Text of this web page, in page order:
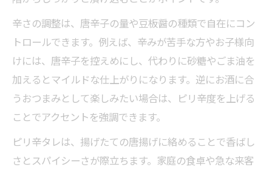
辛さの調整は、唐辛子の量や豆板醤の種類で自在にコン
トロールできます。例えば、辛みが苦手な方やお子様向
けには、唐辛子を控えめにし、代わりに砂糖やごま油を
加えるとマイルドな仕上がりになります。逆にお酒に合
うおつまみとして楽しみたい場合は、ピリ辛度を上げる
ことでアクセントを強調できます。
ピリ辛タレは、揚げたての唐揚げに絡めることで香ばし
さとスパイシーさが際立ちます。家庭の食卓や急な来客